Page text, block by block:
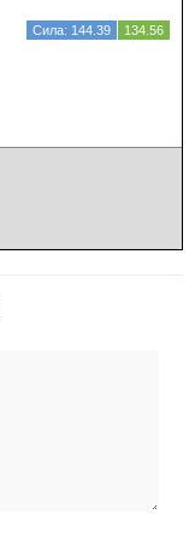
Сила: 144.39 134.56